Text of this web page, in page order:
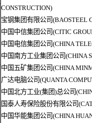
CONSTRUCTION)
宝钢集团有限公司(BAOSTEEL
中国中信集团公司(CITIC
中国电信集团公司(CHINA
中国南方工业集团公司(CHINA
中国五矿集团公司(CHINA
广达电脑公司(QUANTA
中国北方工业(集团)总公司
国泰人寿保险股份有限公司
中国华能集团公司(CHINA